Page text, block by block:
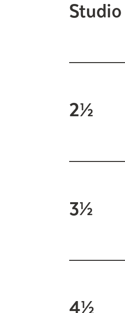
Studio
2½
3½
4½